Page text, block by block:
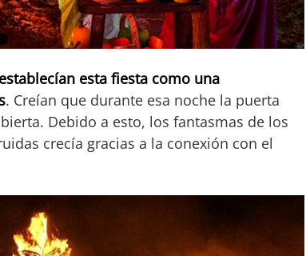
establecían esta fiesta como una
. Creían que durante esa noche la puerta
Debido a esto, los fantasmas de los
crecía gracias a la conexión con el